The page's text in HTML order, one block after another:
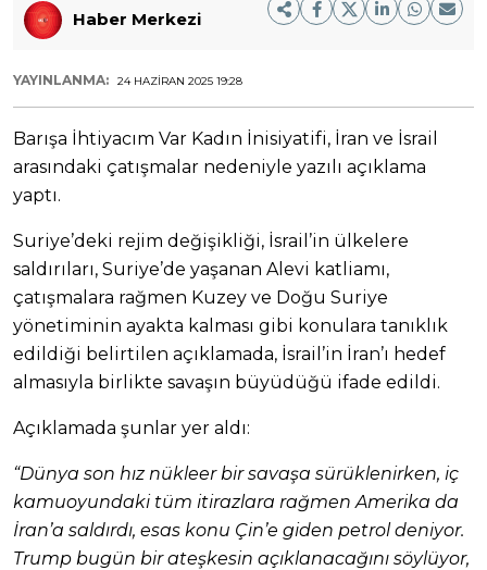
Haber Merkezi
YAYINLANMA: 24 HAZIRAN 2025 19:28
Barışa İhtiyacım Var Kadın İnisiyatifi, İran ve İsrail
arasındaki çatışmalar nedeniyle yazılı açıklama
yaptı.
Suriye’deki rejim değişikliği, İsrail’in ülkelere
saldırıları, Suriye’de yaşanan Alevi katliamı,
çatışmalara rağmen Kuzey ve Doğu Suriye
yönetiminin ayakta kalması gibi konulara tanıklık
edildiği belirtilen açıklamada, İsrail’in İran’ı hedef
almasıyla birlikte savaşın büyüdüğü ifade edildi.
Açıklamada şunlar yer aldı:
“Dünya son hız nükleer bir savaşa sürüklenirken, iç
kamuoyundaki tüm itirazlara rağmen Amerika da
İran’a saldırdı, esas konu Çin’e giden petrol deniyor.
Trump bugün bir ateşkesin açıklanacağını söylüyor,